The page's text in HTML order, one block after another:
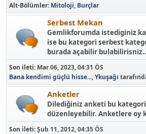
Alt-Bölümler Mitoloji Burçlar
Serbest Mekan
Gemlikforumda istediginiz
ise bu kategori serbest
burada açabilir
Son ileti: Mar 06, 2023, 04:31 ÖS
Bana kendimi güçlü hisse...,Ykuşağı
Anketler
Dilediğiniz anketi bu
düzenleyebilir. Anketlere oy
Son ileti:Şub 11, 2012, 04:35 ÖS